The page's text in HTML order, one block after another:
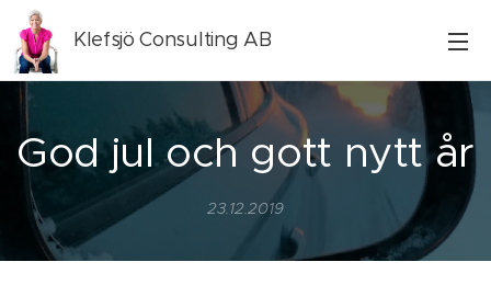
Klefsjö Consulting AB
God jul och gott nytt år
23.12.2019